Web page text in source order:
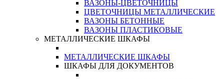
ВАЗОНЫ-ЦВЕТОЧНИЦЫ
ЦВЕТОЧНИЦЫ МЕТАЛЛИЧЕСКИЕ
ВАЗОНЫ БЕТОННЫЕ
ВАЗОНЫ ПЛАСТИКОВЫЕ
МЕТАЛЛИЧЕСКИЕ ШКАФЫ
МЕТАЛЛИЧЕСКИЕ ШКАФЫ
ШКАФЫ ДЛЯ ДОКУМЕНТОВ